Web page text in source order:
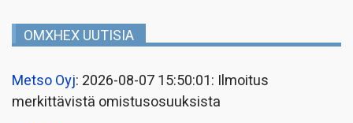
OMXHEX UUTISIA
Metso Oyj: 2026-08-07 15:50:01: Ilmoitus
merkittävistä omistusosuuksista